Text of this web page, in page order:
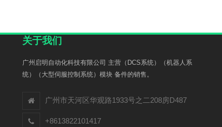
关于我们
广州启明自动化科技有限公司 主营（DCS系统）（机器人系
统）（大型伺服控制系统）模块 备件的销售。
广州市天河区华观路1933号之二208房D487
+8613822101417